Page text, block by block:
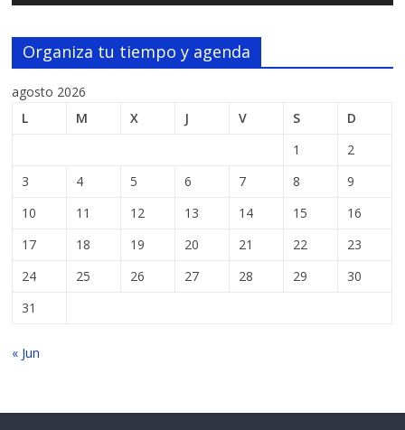
Organiza tu tiempo y agenda
agosto 2026
L
M X J V S
D
1
2
3
4 5 6 7 8
9
10
11 12 13 14 15
16
17
18 19 20 21 22
23
24
25 26 27 28 29
30
31
« Jun